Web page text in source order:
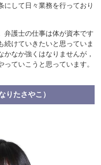
にして日々業務を行っており
弁護士の仕事は体が資本です
続けていきたいと思っていま
なか強くはなりませんが，
ていこうと思っています。
たさやこ）